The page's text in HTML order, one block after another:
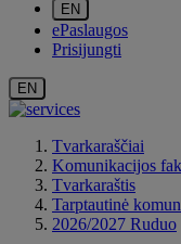
EN
ePaslaugos
Prisijungti
EN
Tvarkaraščiai
Komunikacijos
Tvarkaraštis
Tarptautinė
2026/2027 Ruduo